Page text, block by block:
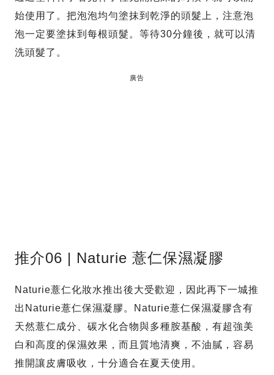
始使用了。把泡泡均勻塗抹到乾淨的頭髮上，注意泡
泡一定要塗抹到每根頭髮。等待30分鐘後，就可以清
洗頭髮了。
廣告
推介06 | Naturie 薏仁保濕凝膠
Naturie薏仁化妝水推出後大受歡迎，因此再下一城推
出Naturie薏仁保濕凝膠。Naturie薏仁保濕凝膠含有
天然薏仁成分、碳水化合物與多種胺基酸，有超強美
白和高度的保濕效果，而且質地清爽，不油膩，容易
推開讓皮膚吸收，十分適合在夏天使用。